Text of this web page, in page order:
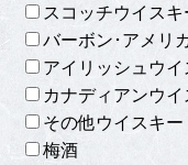
スコッチウイスキ
バーボン･アメリ
アイリッシュウ
カナディアンウ
その他ウイスキー
梅酒